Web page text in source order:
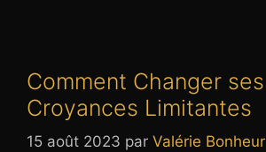
Comment Changer ses
Croyances Limitantes
15 août 2023 par Valérie Bonheur